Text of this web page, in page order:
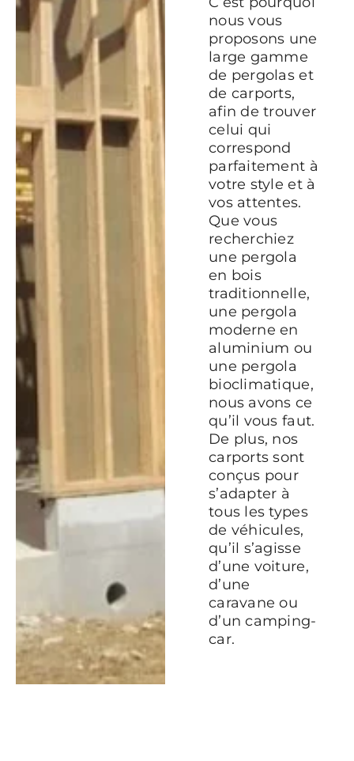
nous vous
proposons une
large gamme
de pergolas et
de carports,
afin de trouver
celui qui
correspond
parfaitement à
votre style et à
vos attentes.
Que vous
recherchiez
une pergola
en bois
traditionnelle,
une pergola
moderne en
aluminium ou
une pergola
bioclimatique,
nous avons ce
qu’il vous faut.
De plus, nos
carports sont
conçus pour
s’adapter à
tous les types
de véhicules,
qu’il s’agisse
d’une voiture,
d’une
caravane ou
d’un camping-
car.